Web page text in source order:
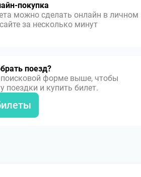
покупка
можно сделать онлайн в личном
за несколько минут
поезд?
поисковой форме выше, чтобы
поездки и купить билет.